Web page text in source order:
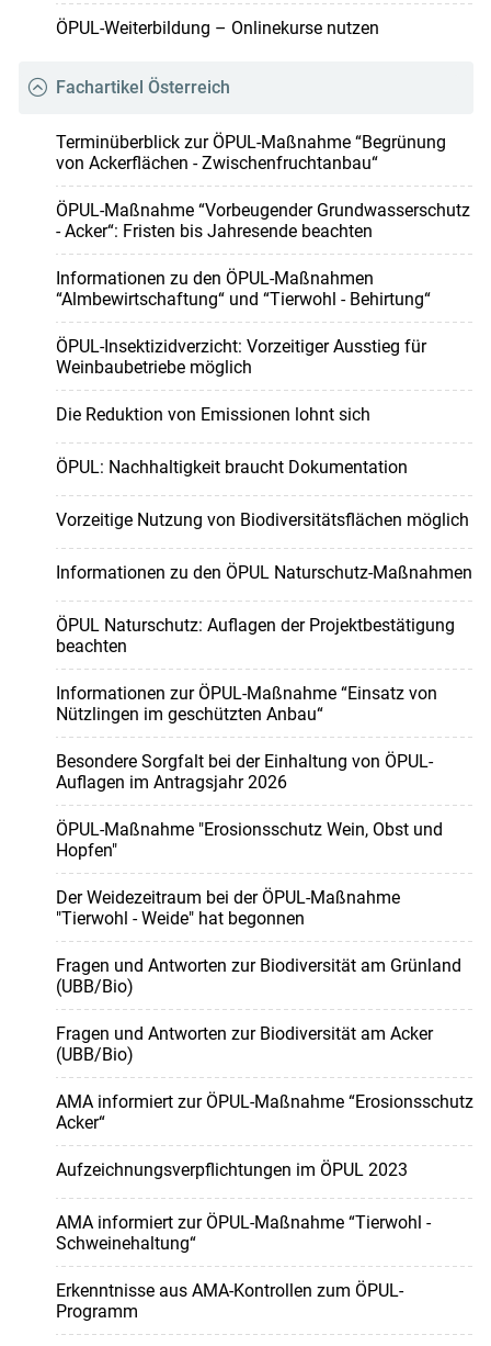
ÖPUL-Weiterbildung – Onlinekurse nutzen
Fachartikel Österreich
Terminüberblick zur ÖPUL-Maßnahme “Begrünung
von Ackerflächen - Zwischenfruchtanbau“
ÖPUL-Maßnahme “Vorbeugender Grundwasserschutz
- Acker“: Fristen bis Jahresende beachten
Informationen zu den ÖPUL-Maßnahmen
“Almbewirtschaftung“ und “Tierwohl - Behirtung“
ÖPUL-Insektizidverzicht: Vorzeitiger Ausstieg für
Weinbaubetriebe möglich
Die Reduktion von Emissionen lohnt sich
ÖPUL: Nachhaltigkeit braucht Dokumentation
Vorzeitige Nutzung von Biodiversitätsflächen möglich
Informationen zu den ÖPUL Naturschutz-Maßnahmen
ÖPUL Naturschutz: Auflagen der Projektbestätigung
beachten
Informationen zur ÖPUL-Maßnahme “Einsatz von
Nützlingen im geschützten Anbau“
Besondere Sorgfalt bei der Einhaltung von ÖPUL-
Auflagen im Antragsjahr 2026
ÖPUL-Maßnahme "Erosionsschutz Wein, Obst und
Hopfen"
Der Weidezeitraum bei der ÖPUL-Maßnahme
"Tierwohl - Weide" hat begonnen
Fragen und Antworten zur Biodiversität am Grünland
(UBB/Bio)
Fragen und Antworten zur Biodiversität am Acker
(UBB/Bio)
AMA informiert zur ÖPUL-Maßnahme “Erosionsschutz
Acker“
Aufzeichnungsverpflichtungen im ÖPUL 2023
AMA informiert zur ÖPUL-Maßnahme “Tierwohl -
Schweinehaltung“
Erkenntnisse aus AMA-Kontrollen zum ÖPUL-
Programm